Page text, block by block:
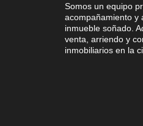
Somos un equipo
acompañamiento y
inmueble soñado.
venta, arriendo y
inmobiliarios en la